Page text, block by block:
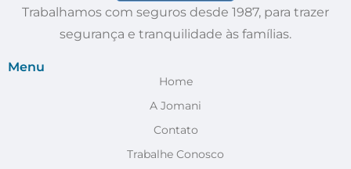
Trabalhamos com seguros desde 1987, para trazer
segurança e tranquilidade às famílias.
Menu
Home
A Jomani
Contato
Trabalhe Conosco